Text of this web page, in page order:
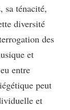
sa ténacité,
diversité
des
et
entre
peut
et